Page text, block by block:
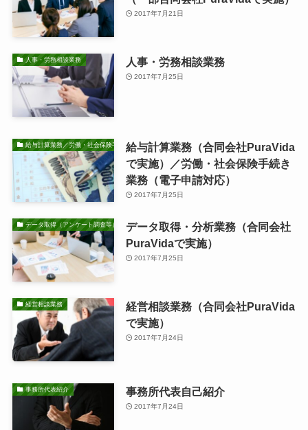
2017年7月21日
人事・労務相談業務 人事・労務相談業務
2017年7月25日
給与計算業務／労働・社会保険手続き業務給与計算業務（合同会社PuraVida
で実施）／労働・社会保険手続き
業務（電子申請対応）
2017年7月25日
データ取得（アンケート調査等）・分析業務データ取得・分析業務（合同会社
PuraVidaで実施）
2017年7月25日
経営相談業務
経営相談業務（合同会社PuraVida
で実施）
2017年7月24日
事務所代表紹介 事務所代表自己紹介
2017年7月24日